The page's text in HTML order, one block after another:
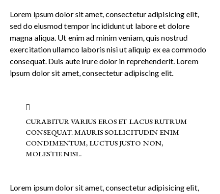
Lorem ipsum dolor sit amet, consectetur adipisicing elit,
sed do eiusmod tempor incididunt ut labore et dolore
magna aliqua. Ut enim ad minim veniam, quis nostrud
exercitation ullamco laboris nisi ut aliquip ex ea commodo
consequat. Duis aute irure dolor in reprehenderit. Lorem
ipsum dolor sit amet, consectetur adipiscing elit.
CURABITUR VARIUS EROS ET LACUS RUTRUM
CONSEQUAT. MAURIS SOLLICITUDIN ENIM
CONDIMENTUM, LUCTUS JUSTO NON,
MOLESTIE NISL.
Lorem ipsum dolor sit amet, consectetur adipisicing elit,